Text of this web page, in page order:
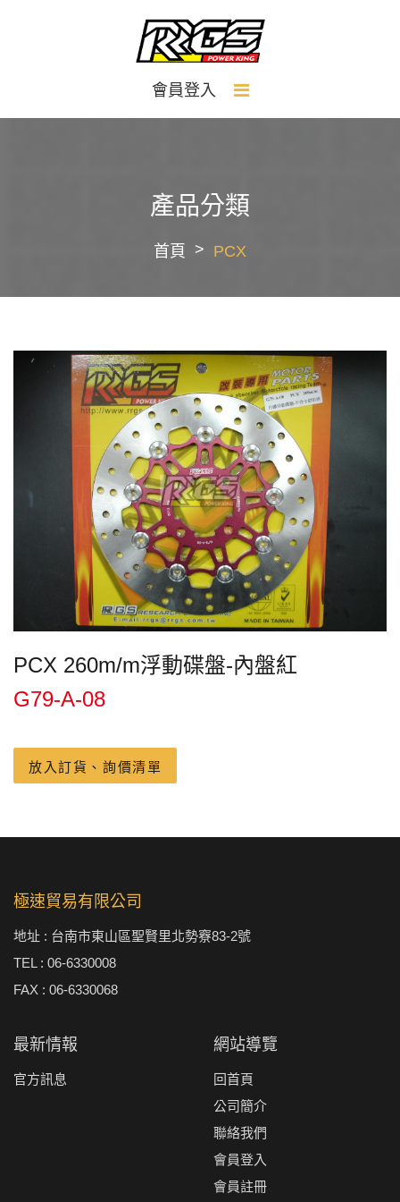
會員登入
產品分類
首頁 PCX
PCX 260m/m浮動碟盤-內盤紅
G79-A-08
放入訂貨、詢價清單
極速貿易有限公司
地址 : 台南市東山區聖賢里北勢竂83-2號
TEL : 06-6330008
FAX : 06-6330068
最新情報
官方訊息
網站導覽
回首頁
公司簡介
聯絡我們
會員登入
會員註冊